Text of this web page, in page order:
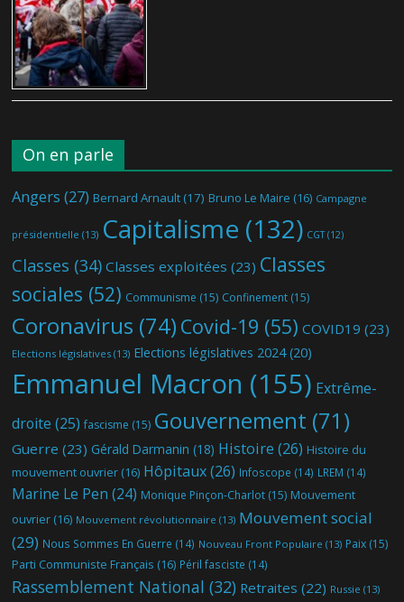
On en parle
Angers (27) Bernard Arnault (17) Bruno Le Maire (16) Campagne
présidentielle (13) Capitalisme (132) CGT(12)
Classes (34) Classes exploitées (23) Classes
sociales (52) Communisme (15) Confinement (15)
Coronavirus (74) Covid-19 (55) COVID19 (23)
Elections législatives (13) Elections législatives 2024(20)
Emmanuel Macron (155) Extrême-
droite (25) fascisme (15) Gouvernement (71)
Guerre (23) Gérald Darmanin (18) Histoire (26) Histoire du
mouvement ouvrier (16) Hôpitaux(26) Infoscope (14) LREM (14)
Marine Le Pen (24) Monique Pinçon-Charlot (15) Mouvement
ouvrier (16) Mouvement révolutionnaire (13) Mouvement social
(29) Nous Sommes En Guerre (14) Nouveau Front Populaire (13) Paix (15)
Parti Communiste Français (16) Péril fasciste (14)
Rassemblement National (32) Retraites (22) Russie (13)